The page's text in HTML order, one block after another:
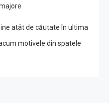
atât de căutate în ultima
motivele din spatele